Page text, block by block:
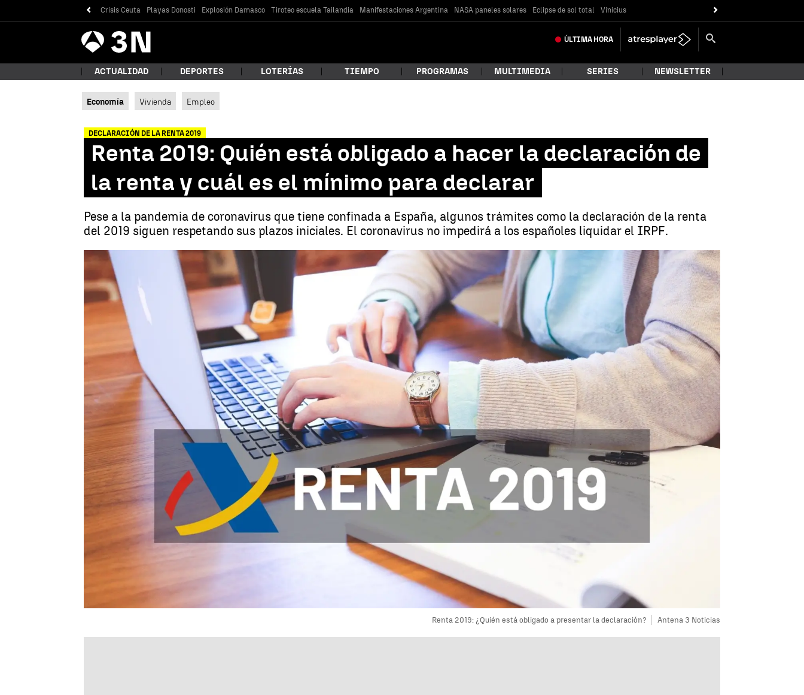
Crisis Ceuta Playas Donosti Explosión Damasco Tiroteo escuela Tailandia Manifestaciones Argentina NASA paneles solares Eclipse de sol total Vinicius
Antena
3 Noticias ÚLTIMA HORA
¿Qué estás buscando?
Buscar
ACTUALIDAD DEPORTES LOTERÍAS TIEMPO PROGRAMAS MULTIMEDIA SERIES NEWSLETTER
Economía Vivienda Empleo
DECLARACIÓN DE LA RENTA 2019
Renta 2019: Quién está obligado a hacer la declaración de
la renta y cuál es el mínimo para declarar
Pese a la pandemia de coronavirus que tiene confinada a España, algunos trámites como la declaración de la renta
del 2019 siguen respetando sus plazos iniciales. El coronavirus no impedirá a los españoles liquidar el IRPF.
Renta 2019: ¿Quién está obligado a presentar la declaración? Antena 3 Noticias